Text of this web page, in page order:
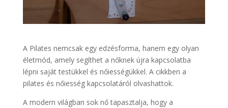
A Pilates nemcsak egy edzésforma, hanem egy olyan
életmód, amely segíthet a nőknek újra kapcsolatba
lépni saját testükkel és nőiességükkel. A cikkben a
pilates és nőiesség kapcsolatáról olvashattok.
A modern világban sok nő tapasztalja, hogy a